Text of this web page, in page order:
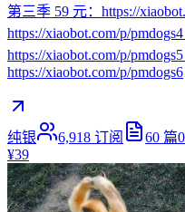
第三季 59 元：https://
https://xiaobot.com/p/
https://xiaobot.com/p/
https://xiaobot.com/p/pmdogs6
纯银 6,918 订阅 60 篇
¥39